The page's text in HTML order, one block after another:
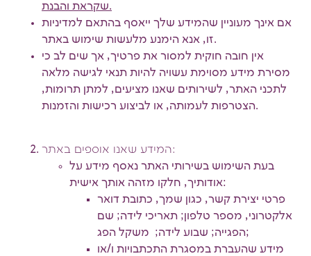
שקראת והבנת.
אם אינך מעוניין שהמידע שלך ייאסף בהתאם למדיניות
זו, אנא הימנע מלעשות שימוש באתר.
אין חובה חוקית למסור את פרטיך, אך שים לב כי
מסירת מידע מסוימת עשויה להיות תנאי לגישה מלאה
לתכני האתר, לשירותים שאנו מציעים, למתן תרומות,
הצטרפות לעמותה, או לביצוע רכישות והזמנות.
המידע שאנו אוספים באתר:
בעת השימוש בשירותי האתר נאסף מידע על
אודותיך, חלקו מזהה אותך אישית:
פרטי יצירת קשר, כגון שמך, כתובת דואר
אלקטרוני, מספר טלפון; תאריכי לידה; שם
הפגייה; שבוע לידה; משקל הפג;
מידע שהעברת במסגרת התכתבויות ו/או